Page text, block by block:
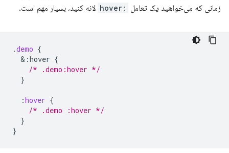
زمانی که می‌خواهید یک تعامل
:hover لانه کنید، بسیار مهم است.
.demo {
& :hover {
/* .demo:hover */
}
:hover {
/* .demo :hover */
}
}